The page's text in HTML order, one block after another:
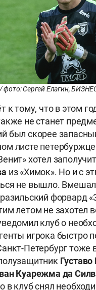
Сергей Елагин,
к тому, что в этом
не станет
был скорее
листе
хотел
из «Химок». Но и с
не вышло.
форвард
летом не захотел
клуб о
игрока быстро
Петербург тоже
Куарежма да
в клуб снял